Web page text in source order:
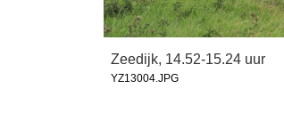
Zeedijk, 14.52-15.24 uur
YZ13004.JPG